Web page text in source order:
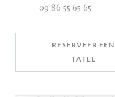
09 86 55 65 65
RESERVEER EEN
TAFEL